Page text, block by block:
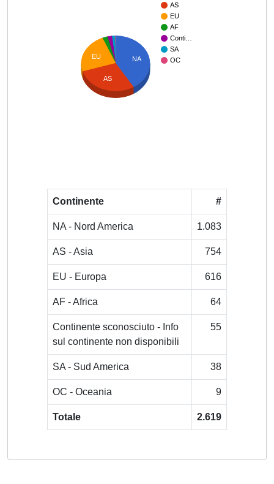
AS
EU
AF
Conti…
SA
OC
NA
EU
AS
Continente #
NA - Nord America 1.083
AS - Asia 754
EU - Europa 616
AF - Africa 64
Continente sconosciuto - Info
sul continente non disponibili
55
SA - Sud America 38
OC - Oceania 9
Totale 2.619